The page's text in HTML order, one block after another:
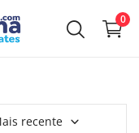
0
recente